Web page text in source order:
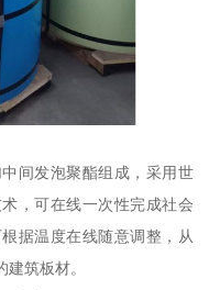
间发泡聚酯组成，采用世
，可在线一次性完成社会
据温度在线随意调整，从
筑板材。